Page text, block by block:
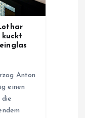
kuckt
Anton
einen
die